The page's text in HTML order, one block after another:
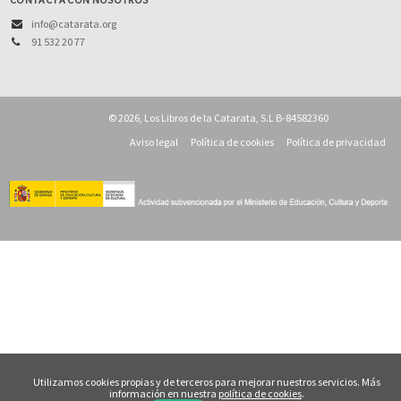
Asia
Cooperación y desarrollo
Diseño
Euskadi
info@catarata.org
91 532 20 77
© 2026, Los Libros de la Catarata, S.L B-84582360
Aviso legal
Política de cookies Política de privacidad
Utilizamos cookies propias y de terceros para mejorar nuestros servicios. Más
información en nuestra política de cookies.